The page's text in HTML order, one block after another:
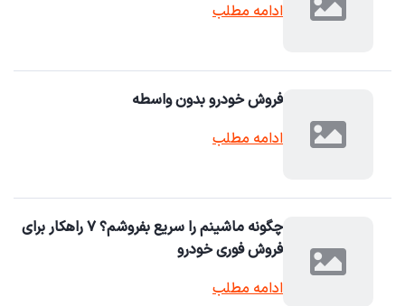
ادامه مطلب
فروش خودرو بدون واسطه
ادامه مطلب
چگونه ماشینم را سریع بفروشم؟ ۷ راهکار برای
فروش فوری خودرو
ادامه مطلب